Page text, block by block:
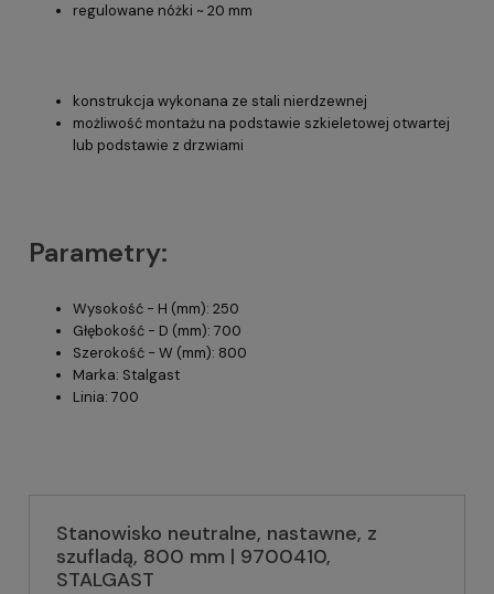
regulowane nóżki ~ 20 mm
konstrukcja wykonana ze stali nierdzewnej
możliwość montażu na podstawie szkieletowej otwartej
lub podstawie z drzwiami
Parametry:
Wysokość - H (mm): 250
Głębokość - D (mm): 700
Szerokość - W (mm): 800
Marka: Stalgast
Linia: 700
Stanowisko neutralne, nastawne, z
szufladą, 800 mm | 9700410,
STALGAST